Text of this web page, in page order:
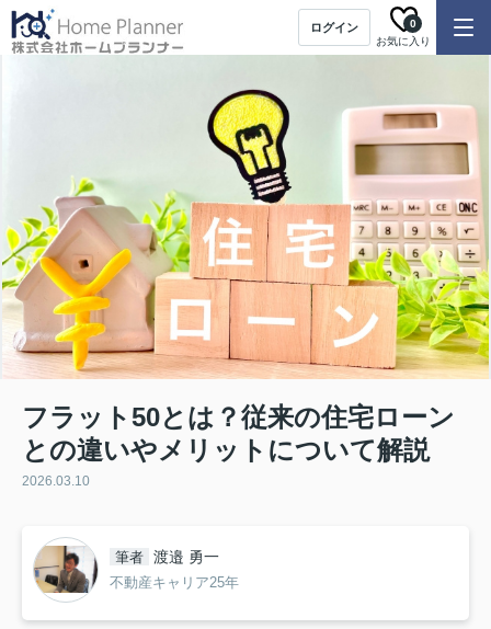
ログイン
お気に入り
0
フラット50とは？従来の住宅ローン
との違いやメリットについて解説
2026.03.10
筆者 渡邉 勇一
不動産キャリア25年